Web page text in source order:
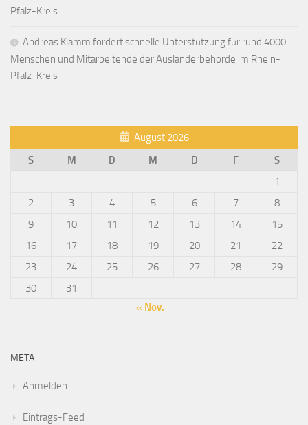
Pfalz-Kreis
Andreas Klamm fordert schnelle Unterstützung für rund 4000
Menschen und Mitarbeitende der Ausländerbehörde im Rhein-
Pfalz-Kreis
August 2026
S
M D M D F
S
1
2
3 4 5 6 7
8
9
10 11 12 13 14
15
16
17 18 19 20 21
22
23
24 25 26 27 28
29
30
31
« Nov.
META
Anmelden
Eintrags-Feed